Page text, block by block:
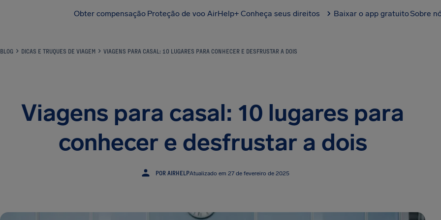
Obter compensação Proteção de voo AirHelp+ Conheça seus direitos Baixar o app gratuitoSobre
BLOG DICAS E TRUQUES DE VIAGEM VIAGENS PARA CASAL: 10 LUGARES PARA CONHECER E DESFRUSTAR A DOIS
Viagens para casal: 10 lugares para
conhecer e desfrustar a dois
POR AIRHELPAtualizado em 27 de fevereiro de 2025